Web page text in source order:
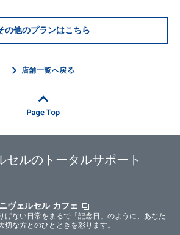
の他のプランはこちら
店舗一覧へ戻る
セルのトータルサポート
ヴェルセル カフェ
げない日常をまるで「記念日」のように、あなた
切な方とのひとときを彩ります。